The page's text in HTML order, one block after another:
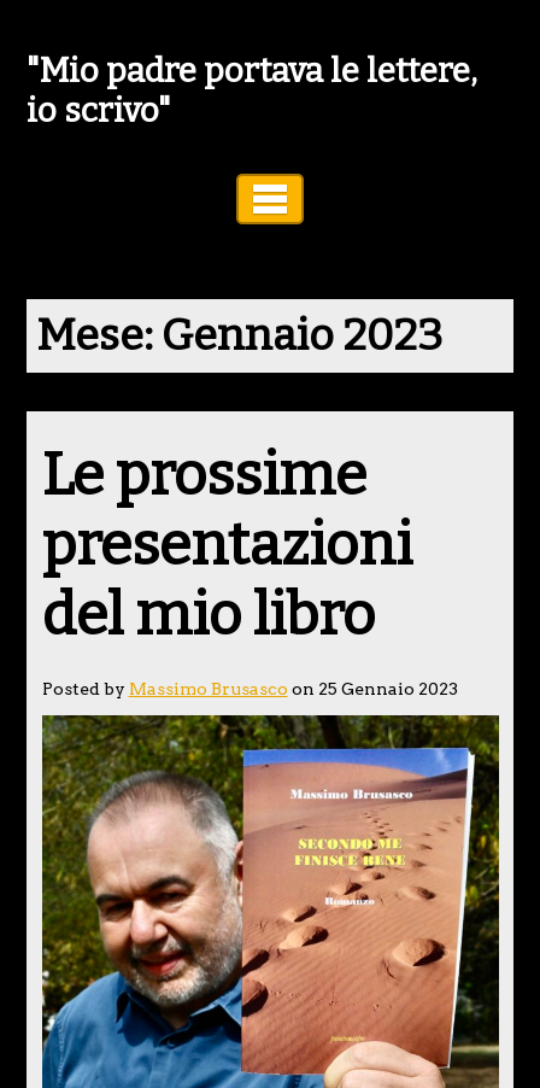
"Mio padre portava le lettere,
io scrivo"
Mese: Gennaio 2023
Le prossime
presentazioni
del mio libro
Posted by Massimo Brusasco on 25 Gennaio 2023